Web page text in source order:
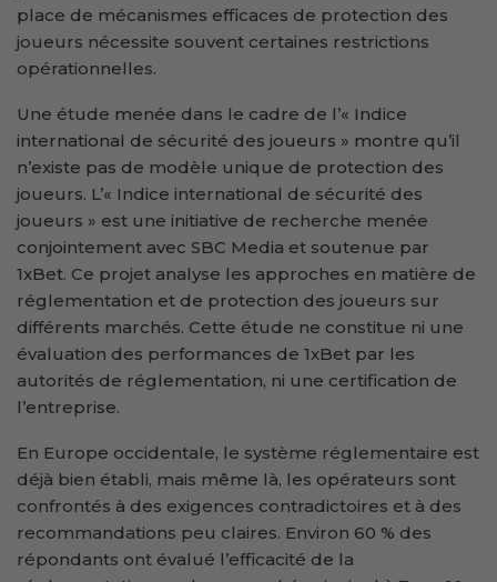
place de mécanismes efficaces de protection des
joueurs nécessite souvent certaines restrictions
opérationnelles.
Une étude menée dans le cadre de l’« Indice
international de sécurité des joueurs » montre qu’il
n’existe pas de modèle unique de protection des
joueurs. L’« Indice international de sécurité des
joueurs » est une initiative de recherche menée
conjointement avec SBC Media et soutenue par
1xBet. Ce projet analyse les approches en matière de
réglementation et de protection des joueurs sur
différents marchés. Cette étude ne constitue ni une
évaluation des performances de 1xBet par les
autorités de réglementation, ni une certification de
l’entreprise.
En Europe occidentale, le système réglementaire est
déjà bien établi, mais même là, les opérateurs sont
confrontés à des exigences contradictoires et à des
recommandations peu claires. Environ 60 % des
répondants ont évalué l’efficacité de la